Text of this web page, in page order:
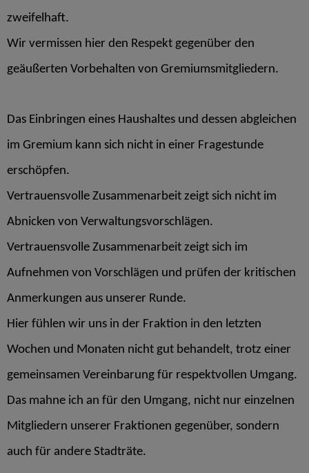
zweifelhaft.
Wir vermissen hier den Respekt gegenüber den
geäußerten Vorbehalten von Gremiumsmitgliedern.
Das Einbringen eines Haushaltes und dessen abgleichen
im Gremium kann sich nicht in einer Fragestunde
erschöpfen.
Vertrauensvolle Zusammenarbeit zeigt sich nicht im
Abnicken von Verwaltungsvorschlägen.
Vertrauensvolle Zusammenarbeit zeigt sich im
Aufnehmen von Vorschlägen und prüfen der kritischen
Anmerkungen aus unserer Runde.
Hier fühlen wir uns in der Fraktion in den letzten
Wochen und Monaten nicht gut behandelt, trotz einer
gemeinsamen Vereinbarung für respektvollen Umgang.
Das mahne ich an für den Umgang, nicht nur einzelnen
Mitgliedern unserer Fraktionen gegenüber, sondern
auch für andere Stadträte.